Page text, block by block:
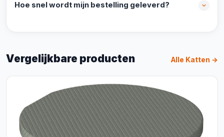
Hoe snel wordt mijn bestelling geleverd?
Vergelijkbare producten Alle Katten →